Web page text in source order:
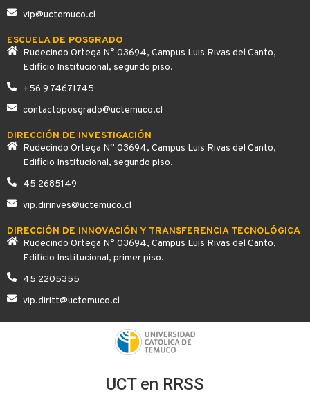
vip@uctemuco.cl
ESCUELA DE POSGRADO
Rudecindo Ortega N° 03694, Campus Luis Rivas del Canto,
Edificio Institucional, segundo piso.
+56 9 74671745
contactoposgrado@uctemuco.cl
DIRECCIÓN DE INVESTIGACIÓN
Rudecindo Ortega N° 03694, Campus Luis Rivas del Canto,
Edificio Institucional, segundo piso.
45 2685149
vip.dirinves@uctemuco.cl
DIRECCIÓN DE INNOVACIÓN Y TRANSFERENCIA TECNOLÓGICA
Rudecindo Ortega N° 03694, Campus Luis Rivas del Canto,
Edificio Institucional, primer piso.
45 2205355
vip.diritt@uctemuco.cl
UCT en RRSS